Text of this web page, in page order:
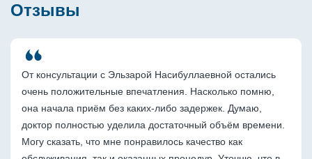
Отзывы
От консультации с Эльзарой Насибуллаевной остались
очень положительные впечатления. Насколько помню,
она начала приём без каких-либо задержек. Думаю,
доктор полностью уделила достаточный объём времени.
Могу сказать, что мне понравилось качество как